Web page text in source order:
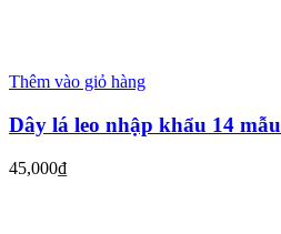
Thêm vào giỏ hàng
Dây lá leo nhập khẩu 14 mẫu
45,000₫